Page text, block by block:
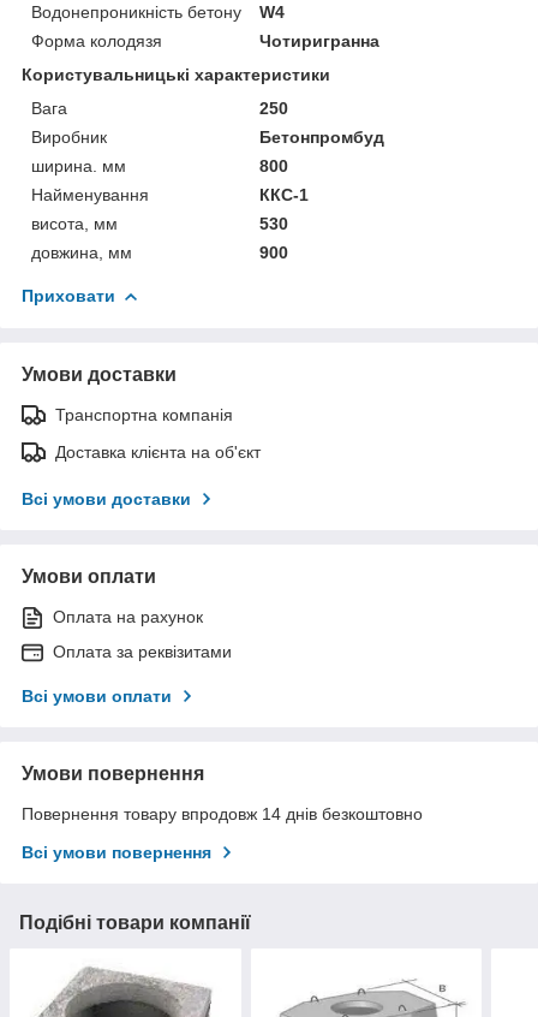
Водонепроникність бетону
W4
Форма колодязя
Чотиригранна
Користувальницькі характеристики
Вага
250
Виробник
Бетонпромбуд
ширина. мм
800
Найменування
ККС-1
висота, мм
530
довжина, мм
900
Приховати
Умови доставки
Транспортна компанія
Доставка клієнта на об'єкт
Всі умови доставки
Умови оплати
Оплата на рахунок
Оплата за реквізитами
Всі умови оплати
Умови повернення
Повернення товару впродовж 14 днів безкоштовно
Всі умови повернення
Подібні товари компанії